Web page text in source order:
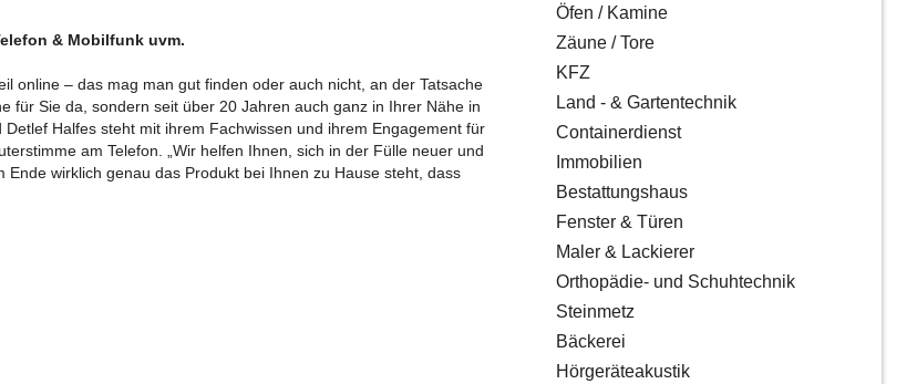
& Mobilfunk uvm.
online – das mag man gut finden oder auch nicht, an der ­Tatsache
für Sie da, sondern seit über 20 Jahren auch ganz in Ihrer Nähe in
Halfes steht mit ihrem Fachwissen und ihrem ­Engagement für
am Telefon. „Wir helfen Ihnen, sich in der Fülle neuer und
wirklich genau das Produkt bei Ihnen zu Hause steht, dass
Öfen / Kamine
Zäune / Tore
KFZ
Land - & Gartentechnik
Containerdienst
Immobilien
Bestattungshaus
Fenster & Türen
Maler & Lackierer
Orthopädie- und Schuhtechnik
Steinmetz
Bäckerei
Hörgeräteakustik